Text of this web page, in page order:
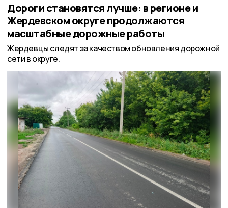
Дороги становятся лучше: в регионе и
Жердевском округе продолжаются
масштабные дорожные работы
Жердевцы следят за качеством обновления дорожной
сети в округе.